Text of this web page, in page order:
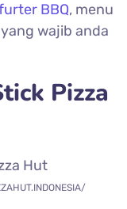
BBQ, menu
wajib anda
Pizza